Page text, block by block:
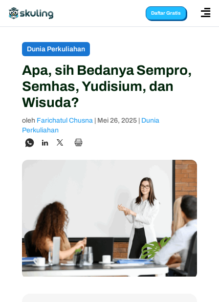
Daftar Gratis 
Dunia Perkuliahan
Apa, sih Bedanya Sempro,
Semhas, Yudisium, dan
Wisuda?
oleh Farichatul Chusna| Mei 26, 2025| Dunia
Perkuliahan